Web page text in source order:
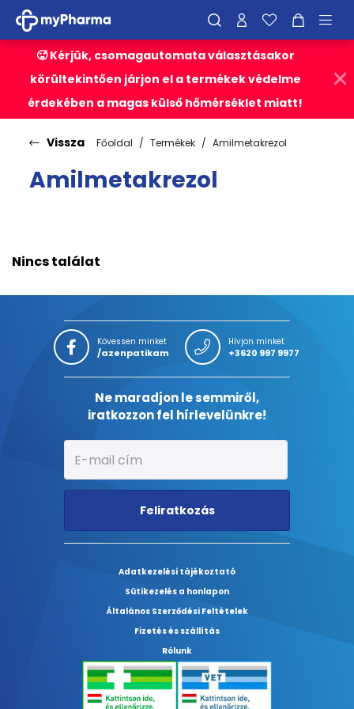
🥵 Kérjük, csomagautomata választásakor
körültekintően járjon el a termékek védelme
érdekében a magas külső hőmérséklet miatt!
Vissza Főoldal Termékek Amilmetakrezol
Amilmetakrezol
Nincs találat
Kövessen minket
/azenpatikam
Hívjon minket
+3620 997 9977
Ne maradjon le semmiről,
iratkozzon fel hírlevelünkre!
Feliratkozás
Adatkezelési tájékoztató
Sütikezelés a honlapon
Általános Szerződési Feltételek
Fizetés és szállítás
Rólunk